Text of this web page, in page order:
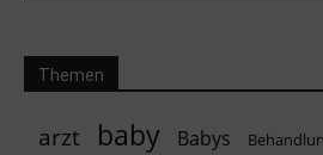
Themen
arzt baby Babys